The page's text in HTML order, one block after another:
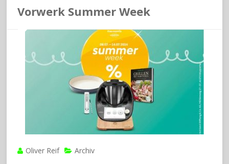
Vorwerk Summer Week
Oliver Reif Archiv